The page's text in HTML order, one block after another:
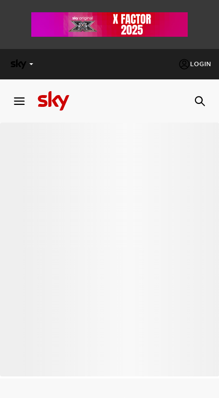
LOGIN
FACTOR